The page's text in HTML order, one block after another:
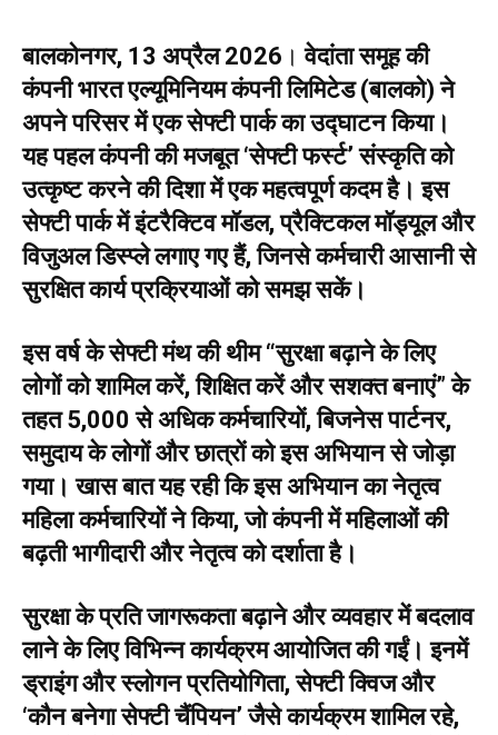
बालकोनगर, 13 अप्रैल 2026 ।वेदांता समूह की
कंपनी भारत एल्यूमिनियम कंपनी लिमिटेड (बालको) ने
अपने परिसर में एक सेफ्टी पार्क का उद्घाटन किया।
यह पहल कंपनी की मजबूत ‘सेफ्टी फर्स्ट’ संस्कृति को
उत्कृष्ट करने की दिशा में एक महत्वपूर्ण कदम है। इस
सेफ्टी पार्क में इंटरैक्टिव मॉडल, प्रैक्टिकल मॉड्यूल और
विजुअल डिस्प्ले लगाए गए हैं, जिनसे कर्मचारी आसानी से
सुरक्षित कार्य प्रक्रियाओं को समझ सकें।
इस वर्ष के सेफ्टी मंथ की थीम “सुरक्षा बढ़ाने के लिए
लोगों को शामिल करें, शिक्षित करें और सशक्त बनाएं” के
तहत 5,000 से अधिक कर्मचारियों, बिजनेस पार्टनर,
समुदाय के लोगों और छात्रों को इस अभियान से जोड़ा
गया। खास बात यह रही कि इस अभियान का नेतृत्व
महिला कर्मचारियों ने किया, जो कंपनी में महिलाओं की
बढ़ती भागीदारी और नेतृत्व को दर्शाता है।
सुरक्षा के प्रति जागरूकता बढ़ाने और व्यवहार में बदलाव
लाने के लिए विभिन्न कार्यक्रम आयोजित की गईं। इनमें
ड्राइंग और स्लोगन प्रतियोगिता, सेफ्टी क्विज और
‘कौन बनेगा सेफ्टी चैंपियन’ जैसे कार्यक्रम शामिल रहे,